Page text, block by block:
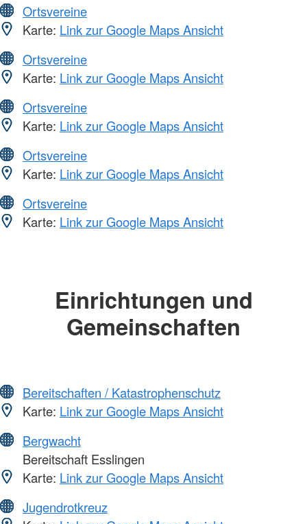
Ortsvereine
Karte: Link zur Google Maps Ansicht
Ortsvereine
Karte: Link zur Google Maps Ansicht
Ortsvereine
Karte: Link zur Google Maps Ansicht
Ortsvereine
Karte: Link zur Google Maps Ansicht
Ortsvereine
Karte: Link zur Google Maps Ansicht
Einrichtungen und
Gemeinschaften
Bereitschaften / Katastrophenschutz
Karte: Link zur Google Maps Ansicht
Bergwacht
Bereitschaft Esslingen
Karte: Link zur Google Maps Ansicht
Jugendrotkreuz